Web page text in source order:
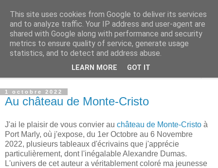
Alisa Kazakova
1 octobre 2022
Au château de Monte-Cristo
J'ai le plaisir de vous convier au château de Monte-Cristo à
Port Marly, où j'expose, du 1er Octobre au 6 Novembre
2022, plusieurs tableaux d'écrivains que j'apprécie
particulièrement, dont l'inégalable Alexandre Dumas.
L'univers de cet auteur a véritablement coloré ma jeunesse
This site uses cookies from Google to deliver its services
and to analyze traffic. Your IP address and user-agent are
shared with Google along with performance and security
metrics to ensure quality of service, generate usage
statistics, and to detect and address abuse.
LEARN MORE GOT IT